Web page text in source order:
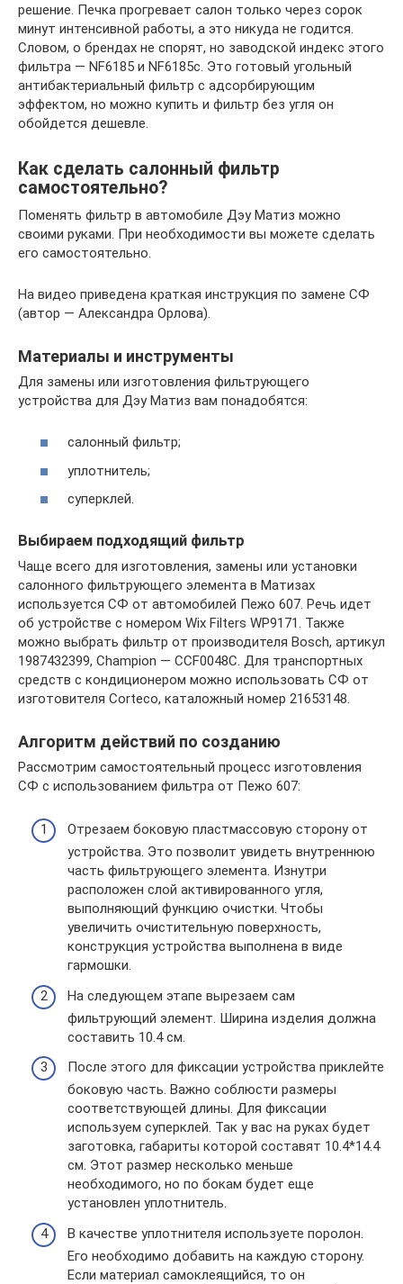
решение. Печка прогревает салон только через сорок
минут интенсивной работы, а это никуда не годится.
Словом, о брендах не спорят, но заводской индекс этого
фильтра — NF6185 и NF6185c. Это готовый угольный
антибактериальный фильтр с адсорбирующим
эффектом, но можно купить и фильтр без угля он
обойдется дешевле.
Как сделать салонный фильтр
самостоятельно?
Поменять фильтр в автомобиле Дэу Матиз можно
своими руками. При необходимости вы можете сделать
его самостоятельно.
На видео приведена краткая инструкция по замене СФ
(автор — Александра Орлова).
Материалы и инструменты
Для замены или изготовления фильтрующего
устройства для Дэу Матиз вам понадобятся:
салонный фильтр;
уплотнитель;
суперклей.
Выбираем подходящий фильтр
Чаще всего для изготовления, замены или установки
салонного фильтрующего элемента в Матизах
используется СФ от автомобилей Пежо 607. Речь идет
об устройстве с номером Wix Filters WP9171. Также
можно выбрать фильтр от производителя Bosch, артикул
1987432399, Champion — CCF0048C. Для транспортных
средств с кондиционером можно использовать СФ от
изготовителя Corteco, каталожный номер 21653148.
Алгоритм действий по созданию
Рассмотрим самостоятельный процесс изготовления
СФ с использованием фильтра от Пежо 607:
Отрезаем боковую пластмассовую сторону от
устройства. Это позволит увидеть внутреннюю
часть фильтрующего элемента. Изнутри
расположен слой активированного угля,
выполняющий функцию очистки. Чтобы
увеличить очистительную поверхность,
конструкция устройства выполнена в виде
гармошки.
На следующем этапе вырезаем сам
фильтрующий элемент. Ширина изделия должна
составить 10.4 см.
После этого для фиксации устройства приклейте
боковую часть. Важно соблюсти размеры
соответствующей длины. Для фиксации
используем суперклей. Так у вас на руках будет
заготовка, габариты которой составят 10.4*14.4
см. Этот размер несколько меньше
необходимого, но по бокам будет еще
установлен уплотнитель.
В качестве уплотнителя используете поролон.
Его необходимо добавить на каждую сторону.
Если материал самоклеящийся, то он